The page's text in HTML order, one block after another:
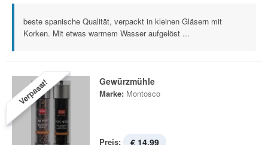
beste spanische Qualität, verpackt in kleinen Gläsern mit
Korken. Mit etwas warmem Wasser aufgelöst ...
Verpasst! Gewürzmühle
Marke: Montosco
Preis: € 14,99